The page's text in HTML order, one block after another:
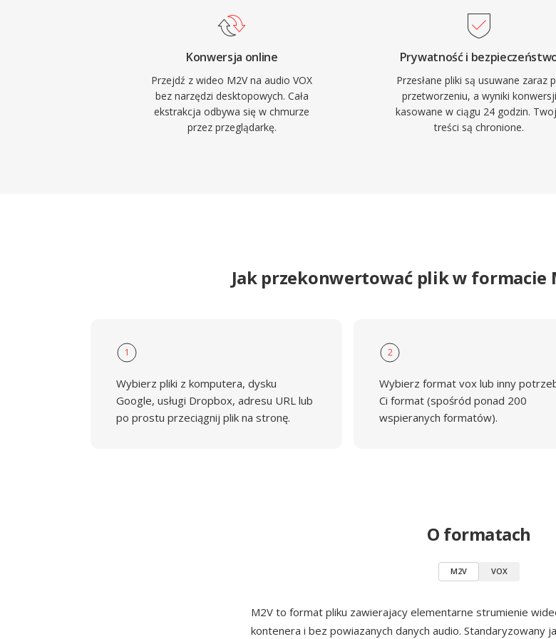
Konwersja online
Przejdź z wideo M2V na audio VOX
bez narzędzi desktopowych. Cała
ekstrakcja odbywa się w chmurze
przez przeglądarkę.
Prywatność i
Przesłane pliki są usuwane zaraz
przetworzeniu, a wyniki konwersji
kasowane w ciągu 24 godzin.
treści są chronione.
Jak przekonwertować plik w formacie
1
Wybierz pliki z komputera, dysku
Google, usługi Dropbox, adresu URL lub
po prostu przeciągnij plik na stronę.
2
Wybierz format vox lub inny
Ci format (spośród ponad 200
wspieranych formatów).
O formatach
M2V VOX
M2V to format pliku zawierajacy elementarne strumienie
kontenera i bez powiazanych danych audio. Standaryzowany